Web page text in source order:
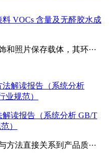
VOCs 含量及无醛胶水成
和照片保存载体，其环···
读报告（系统分析 GB/T
）
方法直接关系到产品质···